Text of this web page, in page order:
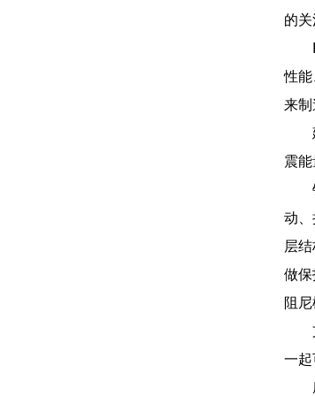
的关
性能
来制
震
动
层
做
阻
一起